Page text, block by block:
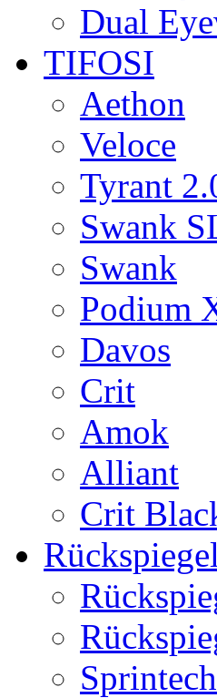
Dual
TIFOSI
Aethon
Veloce
Tyrant
Swank
Swank
Podium
Davos
Crit
Amok
Alliant
Crit
Rückspiegel